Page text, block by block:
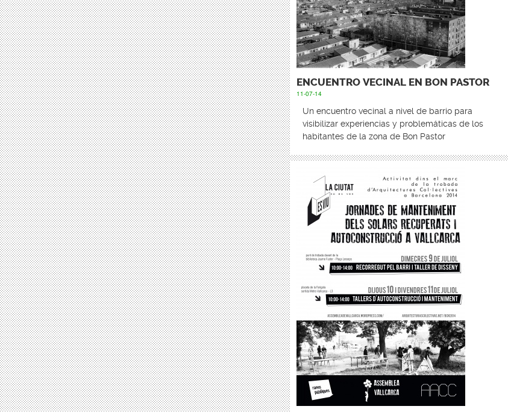
ENCUENTRO VECINAL EN BON PASTOR
11-07-14
Un encuentro vecinal a nivel de barrio para
visibilizar experiencias y problemáticas de los
habitantes de la zona de Bon Pastor